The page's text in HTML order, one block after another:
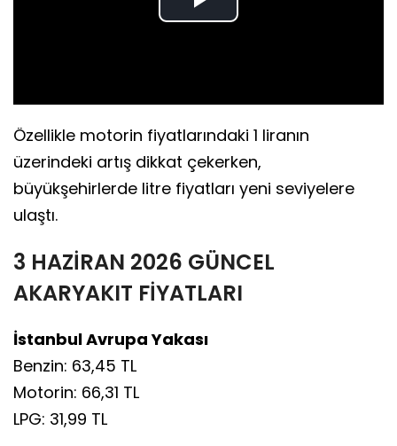
Play
Özellikle motorin fiyatlarındaki 1 liranın
üzerindeki artış dikkat çekerken,
büyükşehirlerde litre fiyatları yeni seviyelere
ulaştı.
3 HAZİRAN 2026 GÜNCEL
AKARYAKIT FİYATLARI
İstanbul Avrupa Yakası
Benzin: 63,45 TL
Motorin: 66,31 TL
LPG: 31,99 TL